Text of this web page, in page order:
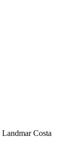
Landmar Costa